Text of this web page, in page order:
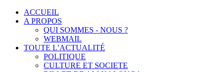
ACCUEIL
A PROPOS
QUI SOMMES - NOUS ?
WEBMAIL
TOUTE L’ACTUALITÉ
POLITIQUE
CULTURE ET SOCIETE